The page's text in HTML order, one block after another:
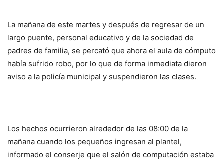
La mañana de este martes y después de regresar de un
largo puente, personal educativo y de la sociedad de
padres de familia, se percató que ahora el aula de cómputo
había sufrido robo, por lo que de forma inmediata dieron
aviso a la policía municipal y suspendieron las clases.
Los hechos ocurrieron alrededor de las 08:00 de la
mañana cuando los pequeños ingresan al plantel,
informado el conserje que el salón de computación estaba